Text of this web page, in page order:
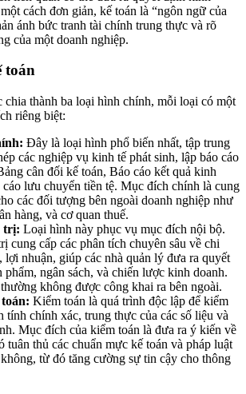
cách đơn giản, kế toán là “ngôn ngữ của
ánh bức tranh tài chính trung thực và rõ
của một doanh nghiệp.
toán
thành ba loại hình chính, mỗi loại có một
riêng biệt:
Đây là loại hình phổ biến nhất, tập trung
các nghiệp vụ kinh tế phát sinh, lập báo cáo
cân đối kế toán, Báo cáo kết quả kinh
cáo lưu chuyển tiền tệ. Mục đích chính là cung
các đối tượng bên ngoài doanh nghiệp như
hàng, và cơ quan thuế.
trị: Loại hình này phục vụ mục đích nội bộ.
cung cấp các phân tích chuyên sâu về chi
lợi nhuận, giúp các nhà quản lý đưa ra quyết
phẩm, ngân sách, và chiến lược kinh doanh.
không được công khai ra bên ngoài.
Kiểm toán là quá trình độc lập để kiểm
tính chính xác, trung thực của các số liệu và
Mục đích của kiểm toán là đưa ra ý kiến về
tuân thủ các chuẩn mực kế toán và pháp luật
từ đó tăng cường sự tin cậy cho thông